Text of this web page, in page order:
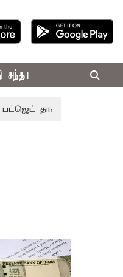
தாக்கல் செய்கிறார்